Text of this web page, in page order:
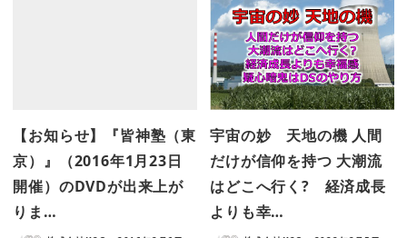
【お知らせ】『皆神塾（東
京）』（2016年1月23日
開催）のDVDが出来上が
りま…
宇宙の妙 天地の機 人間
だけが信仰を持つ 大潮流
はどこへ行く? 経済成長
よりも幸…